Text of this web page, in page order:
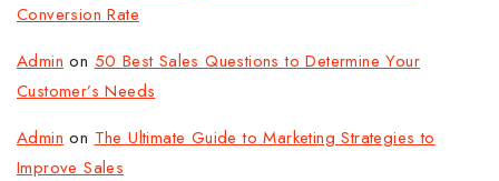
Conversion Rate
Admin on 50 Best Sales Questions to Determine Your
Customer’s Needs
Admin on The Ultimate Guide to Marketing Strategies to
Improve Sales